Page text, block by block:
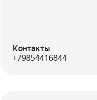
Контакты
+79854416844